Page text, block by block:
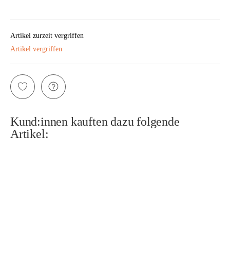
Artikel zurzeit vergriffen
Artikel vergriffen
Kund:innen kauften dazu folgende
Artikel: